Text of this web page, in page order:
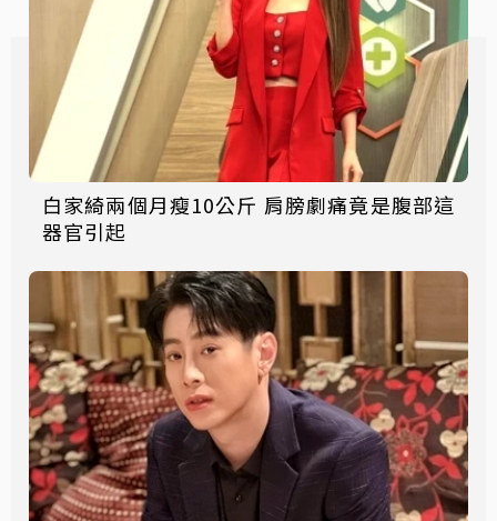
白家綺兩個月瘦10公斤 肩膀劇痛竟是腹部這
器官引起